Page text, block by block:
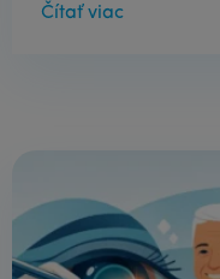
Čítať viac